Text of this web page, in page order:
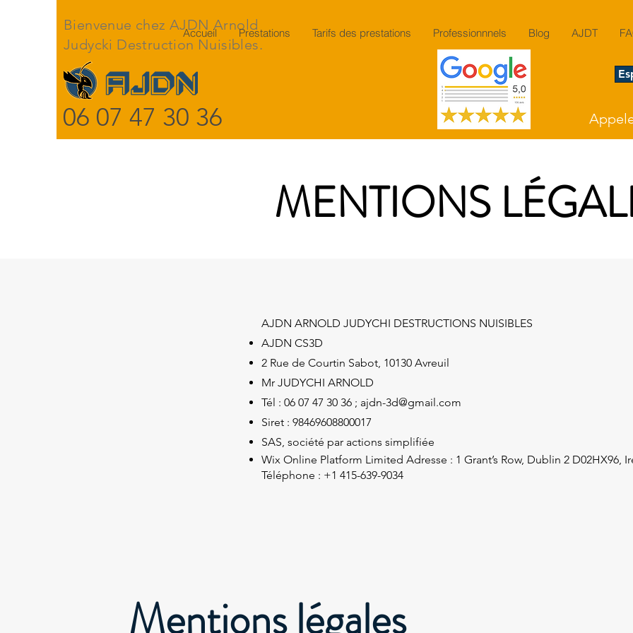
Bienvenue chez AJDN Arnold
Judycki Destruction Nuisibles.
06 07 47 30 36
Accueil Prestations Tarifs des prestations Professionnnels Blog AJDT
MENTIONS
AJDN ARNOLD JUDYCHI DESTRUCTIONS NUISIBLES
AJDN CS3D
2 Rue de Courtin Sabot, 10130 Avreuil
Mr JUDYCHI ARNOLD
Tél : 06 07 47 30 36 ; ajdn-3d@gmail.com
Siret : 98469608800017
SAS, société par actions simplifiée
Wix Online Platform Limited Adresse : 1 Grant’s Row, Dublin 2 D02HX96,
Téléphone : +1 415-639-9034
Mentions légales